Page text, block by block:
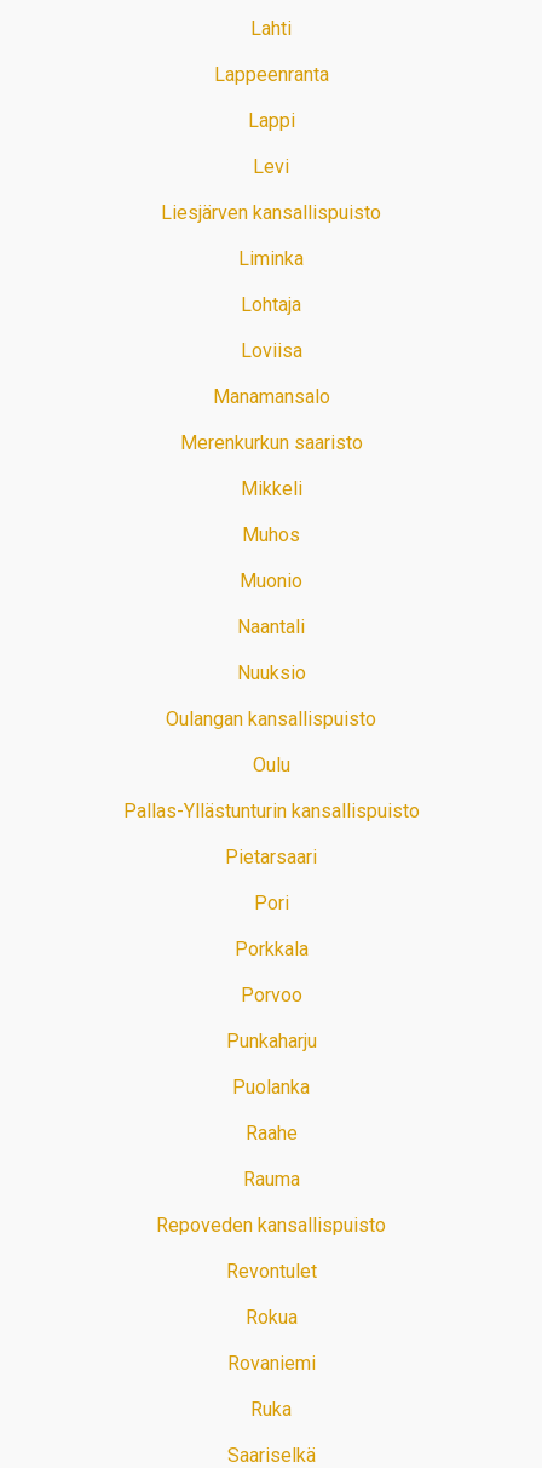
Lahti
Lappeenranta
Lappi
Levi
Liesjärven kansallispuisto
Liminka
Lohtaja
Loviisa
Manamansalo
Merenkurkun saaristo
Mikkeli
Muhos
Muonio
Naantali
Nuuksio
Oulangan kansallispuisto
Oulu
Pallas-Yllästunturin kansallispuisto
Pietarsaari
Pori
Porkkala
Porvoo
Punkaharju
Puolanka
Raahe
Rauma
Repoveden kansallispuisto
Revontulet
Rokua
Rovaniemi
Ruka
Saariselkä